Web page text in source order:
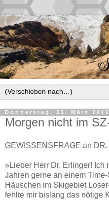
Donnerstag, 31. März 2016
Morgen nicht im
GEWISSENSFRAGE an
»Lieber Herr Dr. Erlinger! Ich
Jahren gerne an einem
Häuschen im Skigebiet
fehlte mir bislang das nötige